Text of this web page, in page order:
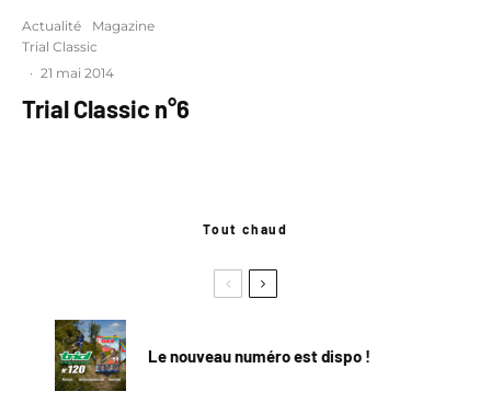
Actualité
Magazine
Trial Classic
· 21 mai 2014
Trial Classic n°6
Tout chaud
Le nouveau numéro est dispo !